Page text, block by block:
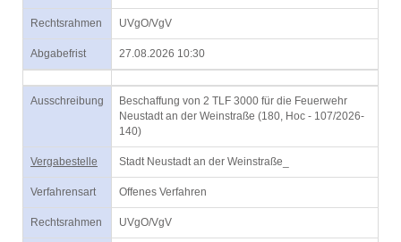
Rechtsrahmen UVgO/VgV
Abgabefrist 27.08.2026 10:30
Ausschreibung
Beschaffung von 2 TLF 3000 für die Feuerwehr
Neustadt an der Weinstraße (180, Hoc - 107/2026-
140)
Vergabestelle Stadt Neustadt an der Weinstraße_
Verfahrensart Offenes Verfahren
Rechtsrahmen UVgO/VgV